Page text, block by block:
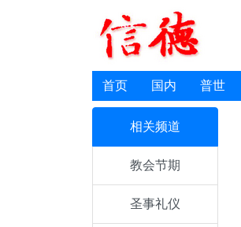
首页 国内 普世
相关频道
教会节期
圣事礼仪